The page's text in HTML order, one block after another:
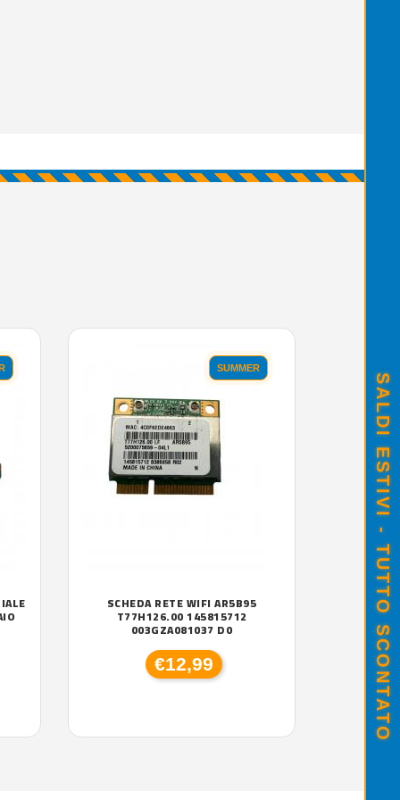
SUMMER
SCHEDA RETE WIFI AR5B95
T77H126.00 145815712
003GZA081037 D0
€12,99
SALDI ESTIVI - TUTTO SCONTATO